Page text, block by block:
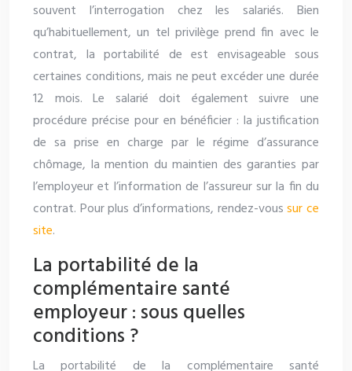
souvent l’interrogation chez les salariés. Bien
qu’habituellement, un tel privilège prend fin avec le
contrat, la portabilité de est envisageable sous
certaines conditions, mais ne peut excéder une durée
12 mois. Le salarié doit également suivre une
procédure précise pour en bénéficier : la justification
de sa prise en charge par le régime d’assurance
chômage, la mention du maintien des garanties par
l’employeur et l’information de l’assureur sur la fin du
contrat. Pour plus d’informations, rendez-voussur ce
site.
La portabilité de la
complémentaire santé
employeur : sous quelles
conditions ?
La portabilité de la complémentaire santé